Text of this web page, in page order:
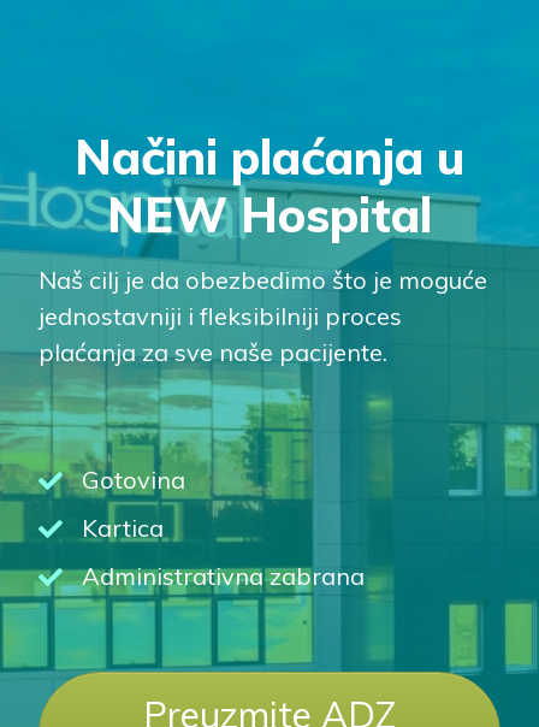
Načini plaćanja u
NEW Hospital
Naš cilj je da obezbedimo što je moguće
jednostavniji i fleksibilniji proces
plaćanja za sve naše pacijente.
Gotovina
Kartica
Administrativna zabrana
Preuzmite ADZ